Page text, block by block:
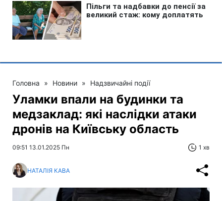
Головна » Новини » Надзвичайні події
Уламки впали на будинки та
медзаклад: які наслідки атаки
дронів на Київську область
09:51 13.01.2025 Пн 1 хв
НАТАЛІЯ КАВА